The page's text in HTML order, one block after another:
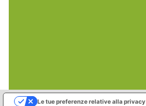
Le tue preferenze relative alla privacy